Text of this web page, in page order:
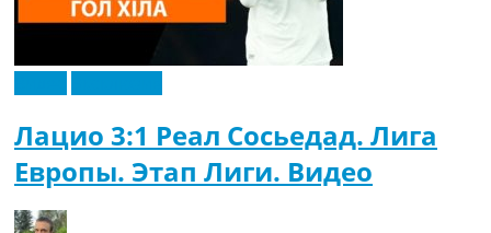
Лацио 3:1 Реал Сосьедад. Лига
Европы. Этап Лиги. Видео